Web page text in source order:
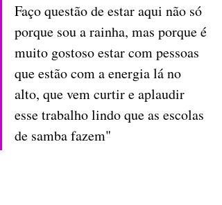
Faço questão de estar aqui não só
porque sou a rainha, mas porque é
muito gostoso estar com pessoas
que estão com a energia lá no
alto, que vem curtir e aplaudir
esse trabalho lindo que as escolas
de samba fazem"